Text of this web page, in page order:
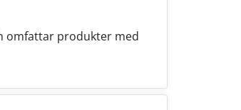
omfattar produkter med